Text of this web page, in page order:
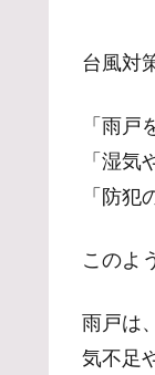
台風対
「雨戸
「湿気
「防犯
このよ
雨戸は
気不足